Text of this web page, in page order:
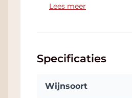
modereren van
vast te houden
Lees meer
Specificaties
Wijnsoort